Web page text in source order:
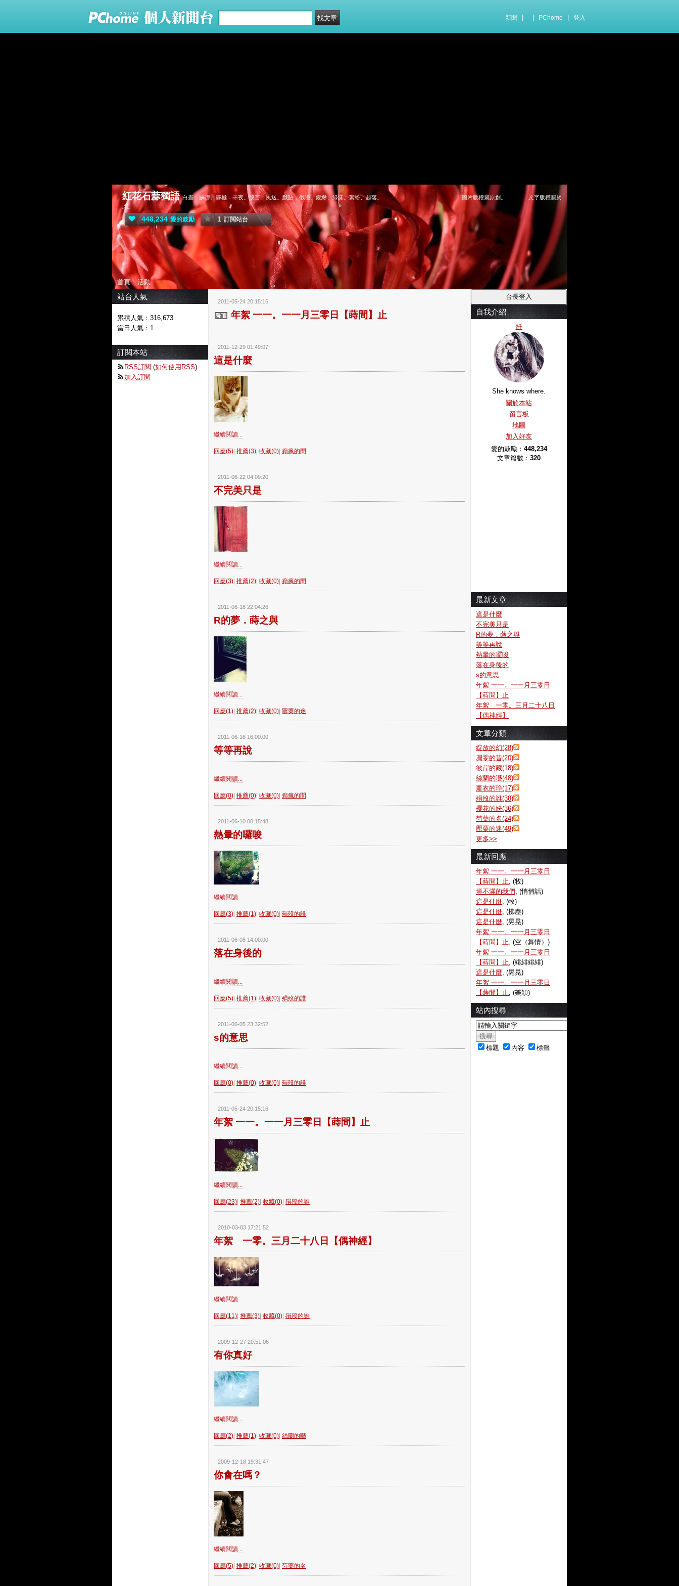
新聞 PChome 登入
紅花石蒜獨語 白晝．缺嘩。靜極．墨夜。歿言，風送。默語，似囈。鏡緲、綠漾。絮紛、起落。 圖片版權屬原創。 文字版權屬於
此。
448,234 愛的鼓勵 1 訂閱站台
首頁 活動
2011-05-24 20:15:16
年絮 一一。一一月三零日【蒔間】止
2011-12-29 01:49:07
這是什麼
繼續閱讀...
回應(5) 推薦(3) 收藏(0) 癲瘋的間
2011-06-22 04:09:20
不完美只是
繼續閱讀...
回應(3) 推薦(2) 收藏(0) 癲瘋的間
2011-06-18 22:04:26
R的夢．蒔之與
繼續閱讀...
回應(1) 推薦(2) 收藏(0) 罌粟的迷
2011-06-16 16:00:00
等等再說
繼續閱讀...
回應(0) 推薦(0) 收藏(0) 癲瘋的間
2011-06-10 00:15:48
熱暈的囉唆
繼續閱讀...
回應(3) 推薦(1) 收藏(0) 殞歿的誰
2011-06-08 14:00:00
落在身後的
繼續閱讀...
回應(5) 推薦(1) 收藏(0) 殞歿的誰
2011-06-05 23:32:52
s的意思
繼續閱讀...
回應(0) 推薦(0) 收藏(0) 殞歿的誰
2011-05-24 20:15:16
年絮 一一。一一月三零日【蒔間】止
繼續閱讀...
回應(23) 推薦(2) 收藏(0) 殞歿的誰
2010-03-03 17:21:52
年絮 一零。三月二十八日【偶神經】
繼續閱讀...
回應(11) 推薦(3) 收藏(0) 殞歿的誰
2009-12-27 20:51:06
有你真好
繼續閱讀...
回應(2) 推薦(1) 收藏(0) 絲蘭的囈
2009-12-18 19:31:47
你會在嗎？
繼續閱讀...
回應(5) 推薦(2) 收藏(0) 芍藥的名
自我介紹
紝
She knows where.
關於本站
留言板
地圖
加入好友
愛的鼓勵： 448,234
文章篇數： 320
最新文章
這是什麼
不完美只是
R的夢．蒔之與
等等再說
熱暈的囉唆
落在身後的
s的意思
年絮 一一。一一月三零日
【蒔間】止
年絮 一零。三月二十八日
【偶神經】
文章分類
綻放的幻(28)
凋零的昔(20)
彼岸的藏(18)
絲蘭的囈(48)
薰衣的琤(17)
殞歿的誰(38)
櫻花的紛(36)
芍藥的名(24)
罌粟的迷(49)
更多>>
最新回應
年絮 一一。一一月三零日
【蒔間】止, (牧)
填不滿的我們, (悄悄話)
這是什麼, (牧)
這是什麼, (拂塵)
這是什麼, (晃晃)
年絮 一一。一一月三零日
【蒔間】止, (空（舞情）)
年絮 一一。一一月三零日
【蒔間】止, (緋緋緋緋)
這是什麼, (晃晃)
年絮 一一。一一月三零日
【蒔間】止, (樂穎)
站內搜尋
標題 內容 標籤
站台人氣
累積人氣： 316,673
當日人氣： 1
訂閱本站
RSS訂閱 (如何使用RSS)
加入訂閱